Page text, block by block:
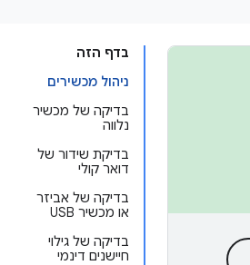
בדף הזה
ניהול מכשירים
בדיקה של מכשיר
נלווה
בדיקת שידור של
דואר קולי
בדיקה של אביזר
או מכשיר USB
בדיקה של גילוי
חיישנים דינמי